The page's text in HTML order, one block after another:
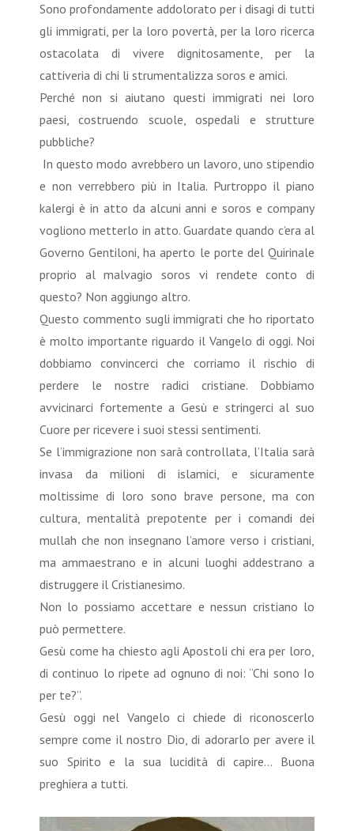
Sono profondamente addolorato per i disagi di tutti
gli immigrati, per la loro povertà, per la loro ricerca
ostacolata di vivere dignitosamente, per la
cattiveria di chi li strumentalizza soros e amici.
Perché non si aiutano questi immigrati nei loro
paesi, costruendo scuole, ospedali e strutture
pubbliche?
In questo modo avrebbero un lavoro, uno stipendio
e non verrebbero più in Italia. Purtroppo il piano
kalergi è in atto da alcuni anni e soros e company
vogliono metterlo in atto. Guardate quando c’era al
Governo Gentiloni, ha aperto le porte del Quirinale
proprio al malvagio soros vi rendete conto di
questo? Non aggiungo altro.
Questo commento sugli immigrati che ho riportato
è molto importante riguardo il Vangelo di oggi. Noi
dobbiamo convincerci che corriamo il rischio di
perdere le nostre radici cristiane. Dobbiamo
avvicinarci fortemente a Gesù e stringerci al suo
Cuore per ricevere i suoi stessi sentimenti.
Se l’immigrazione non sarà controllata, l’Italia sarà
invasa da milioni di islamici, e sicuramente
moltissime di loro sono brave persone, ma con
cultura, mentalità prepotente per i comandi dei
mullah che non insegnano l’amore verso i cristiani,
ma ammaestrano e in alcuni luoghi addestrano a
distruggere il Cristianesimo.
Non lo possiamo accettare e nessun cristiano lo
può permettere.
Gesù come ha chiesto agli Apostoli chi era per loro,
di continuo lo ripete ad ognuno di noi: “Chi sono Io
per te?”.
Gesù oggi nel Vangelo ci chiede di riconoscerlo
sempre come il nostro Dio, di adorarlo per avere il
suo Spirito e la sua lucidità di capire… Buona
preghiera a tutti.